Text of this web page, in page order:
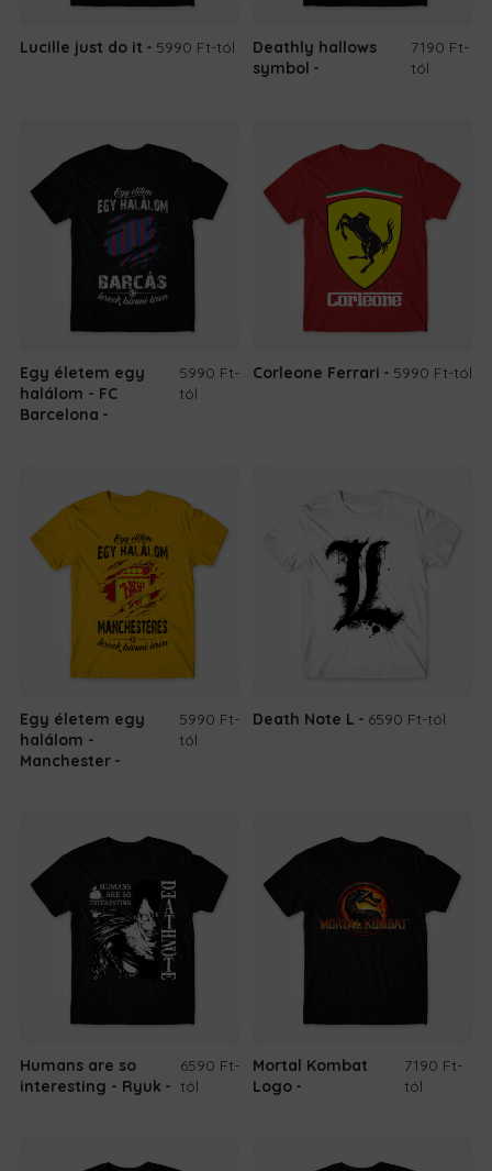
Lucille just do it 5990 Ft-tól
Deathly hallows
symbol
7190 Ft-
tól
Egy életem egy
halálom - FC
Barcelona
5990 Ft-
tól
Corleone Ferrari 5990 Ft-tól
Egy életem egy
halálom -
Manchester
5990 Ft-
tól
Death Note L 6590 Ft-tól
Humans are so
interesting - Ryuk
6590 Ft-
tól
Mortal Kombat
Logo
7190 Ft-
tól